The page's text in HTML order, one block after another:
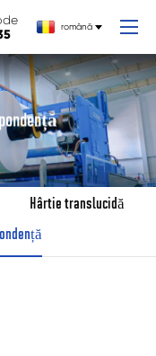
română
Hârtie translucidă